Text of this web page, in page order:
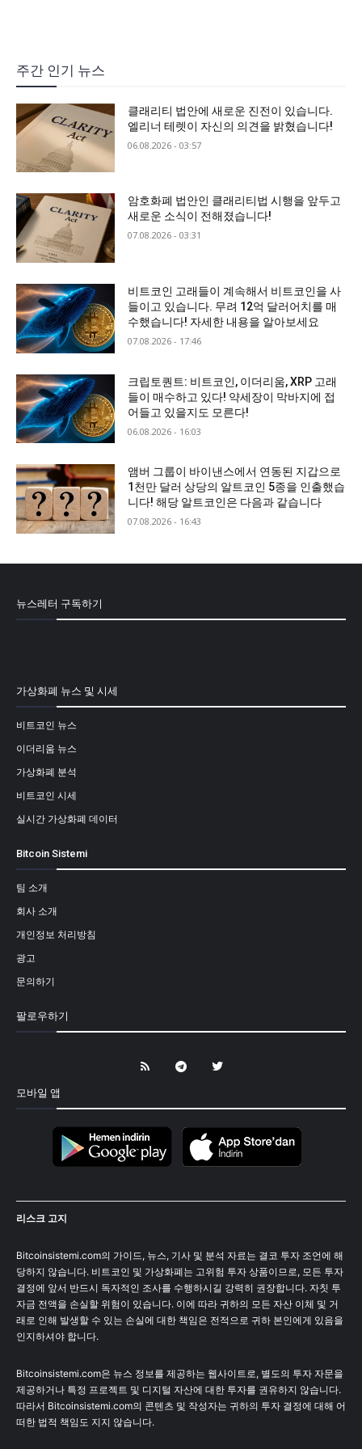
주간 인기 뉴스
클래리티 법안에 새로운 진전이 있습니다.
엘리너 테렛이 자신의 의견을 밝혔습니다!
06.08.2026 - 03:57
암호화폐 법안인 클래리티법 시행을 앞두고
새로운 소식이 전해졌습니다!
07.08.2026 - 03:31
비트코인 고래들이 계속해서 비트코인을 사
들이고 있습니다. 무려 12억 달러어치를 매
수했습니다! 자세한 내용을 알아보세요
07.08.2026 - 17:46
크립토퀀트: 비트코인, 이더리움, XRP 고래
들이 매수하고 있다! 약세장이 막바지에 접
어들고 있을지도 모른다!
06.08.2026 - 16:03
앰버 그룹이 바이낸스에서 연동된 지갑으로
1천만 달러 상당의 알트코인 5종을 인출했습
니다! 해당 알트코인은 다음과 같습니다
07.08.2026 - 16:43
뉴스레터 구독하기
가상화폐 뉴스 및 시세
비트코인 뉴스
이더리움 뉴스
가상화폐 분석
비트코인 시세
실시간 가상화폐 데이터
Bitcoin Sistemi
팀 소개
회사 소개
개인정보 처리방침
광고
문의하기
팔로우하기
모바일 앱
리스크 고지
Bitcoinsistemi.com의 가이드, 뉴스, 기사 및 분석 자료는 결코 투자 조언에 해
당하지 않습니다. 비트코인 및 가상화폐는 고위험 투자 상품이므로, 모든 투자
결정에 앞서 반드시 독자적인 조사를 수행하시길 강력히 권장합니다. 자칫 투
자금 전액을 손실할 위험이 있습니다. 이에 따라 귀하의 모든 자산 이체 및 거
래로 인해 발생할 수 있는 손실에 대한 책임은 전적으로 귀하 본인에게 있음을
인지하셔야 합니다.
Bitcoinsistemi.com은 뉴스 정보를 제공하는 웹사이트로, 별도의 투자 자문을
제공하거나 특정 프로젝트 및 디지털 자산에 대한 투자를 권유하지 않습니다.
따라서 Bitcoinsistemi.com의 콘텐츠 및 작성자는 귀하의 투자 결정에 대해 어
떠한 법적 책임도 지지 않습니다.